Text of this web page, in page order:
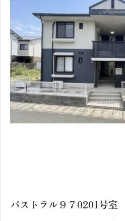
パストラル９７0201号室